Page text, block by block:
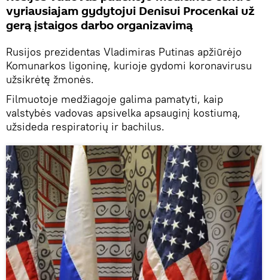
vyriausiajam gydytojui Denisui Procenkai už
gerą įstaigos darbo organizavimą
Rusijos prezidentas Vladimiras Putinas apžiūrėjo
Komunarkos ligoninę, kurioje gydomi koronavirusu
užsikrėtę žmonės.
Filmuotoje medžiagoje galima pamatyti, kaip
valstybės vadovas apsivelka apsauginį kostiumą,
užsideda respiratorių ir bachilus.